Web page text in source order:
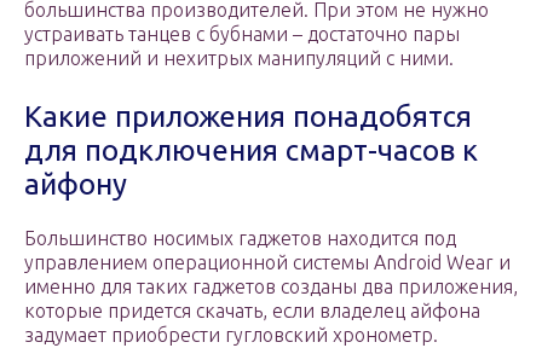
большинства производителей. При этом не нужно
устраивать танцев с бубнами – достаточно пары
приложений и нехитрых манипуляций с ними.
Какие приложения понадобятся
для подключения смарт-часов к
айфону
Большинство носимых гаджетов находится под
управлением операционной системы Android Wear и
именно для таких гаджетов созданы два приложения,
которые придется скачать, если владелец айфона
задумает приобрести гугловский хронометр.